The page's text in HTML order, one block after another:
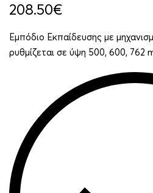
208.50€
Εμπόδιο Εκπαίδευσης με
ρυθμίζεται σε ύψη 500, 600, 762